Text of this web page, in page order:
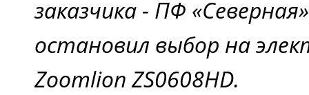
заказчика - ПФ
остановил выбор на
Zoomlion ZS0608HD.